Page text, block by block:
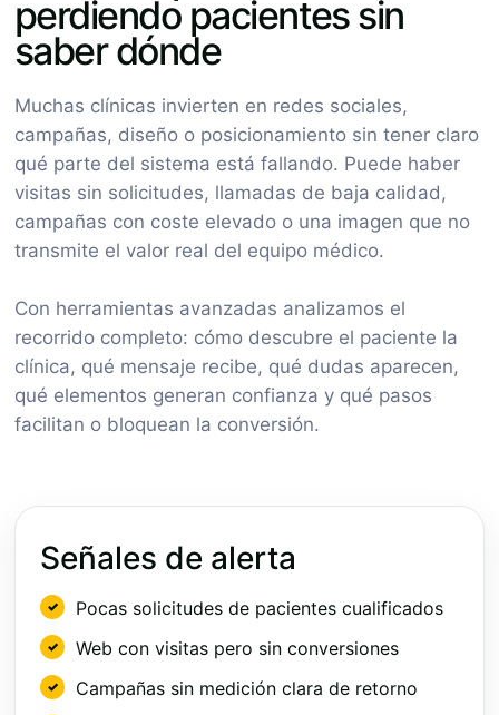
perdiendo pacientes sin
saber dónde
Muchas clínicas invierten en redes sociales,
campañas, diseño o posicionamiento sin tener claro
qué parte del sistema está fallando. Puede haber
visitas sin solicitudes, llamadas de baja calidad,
campañas con coste elevado o una imagen que no
transmite el valor real del equipo médico.
Con herramientas avanzadas analizamos el
recorrido completo: cómo descubre el paciente la
clínica, qué mensaje recibe, qué dudas aparecen,
qué elementos generan confianza y qué pasos
facilitan o bloquean la conversión.
Señales de alerta
Pocas solicitudes de pacientes cualificados
Web con visitas pero sin conversiones
Campañas sin medición clara de retorno